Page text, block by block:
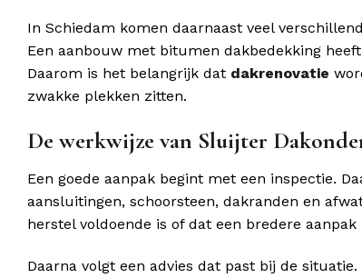
In Schiedam komen daarnaast veel
Een aanbouw met bitumen dakbedekking
Daarom is het belangrijk dat dakrenovatie
zwakke plekken zitten.
De werkwijze van Sluijter
Een goede aanpak begint met een inspectie.
aansluitingen, schoorsteen, dakranden en
herstel voldoende is of dat een bredere aanpak
Daarna volgt een advies dat past bij de